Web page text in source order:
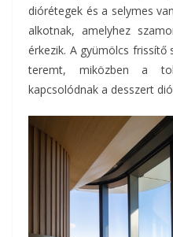
diórétegek és a selymes
alkotnak, amelyhez
érkezik. A gyümölcs frissítő
teremt, miközben a
kapcsolódnak a desszert